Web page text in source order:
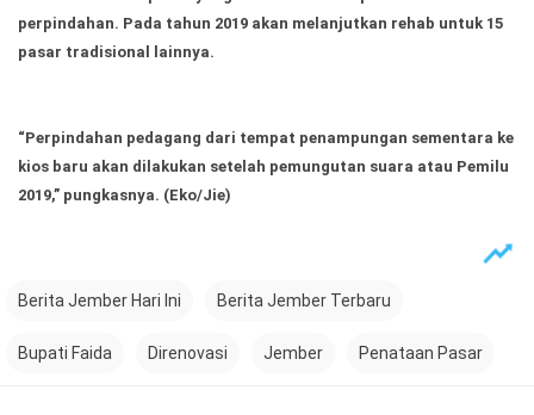
perpindahan. Pada tahun 2019 akan melanjutkan rehab untuk 15
pasar tradisional lainnya.
“Perpindahan pedagang dari tempat penampungan sementara ke
kios baru akan dilakukan setelah pemungutan suara atau Pemilu
2019,” pungkasnya. (Eko/Jie)
Berita Jember Hari Ini Berita Jember Terbaru
Bupati Faida Direnovasi Jember Penataan Pasar